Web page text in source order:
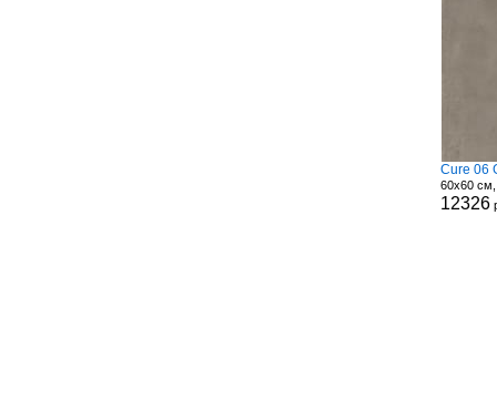
Cure 06
60x60
12326